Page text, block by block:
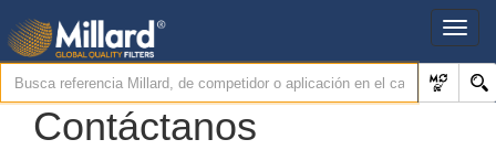
Contáctanos